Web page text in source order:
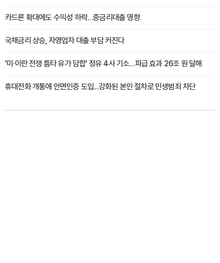
카드론 확대에도 수익성 하락…중금리대출 영향
국채금리 상승, 자영업자 대출 부담 커진다
'미·이란 전쟁 틈타 유가 담합' 정유 4사 기소…파급 효과 26조 원 달해
휴대전화 개통에 안면인증 도입...강화된 본인 절차로 민생범죄 차단